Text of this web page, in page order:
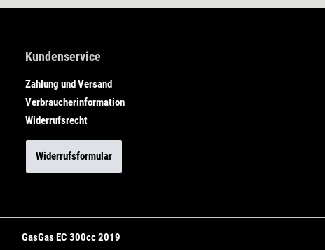
Kundenservice
Zahlung und Versand
Verbraucherinformation
Widerrufsrecht
Widerrufsformular
GasGas EC 300cc 2019